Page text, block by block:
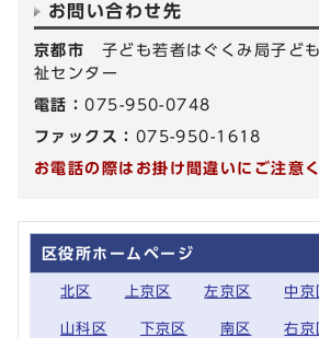
お問い合わせ先
京都市 子ども若者はぐくみ局子ど
祉センター
電話：075-950-0748
ファックス： 075-950-1618
お電話の際はお掛け間違いにご注意
区役所ホームページ
北区 上京区 左京区 中京
山科区 下京区 南区 右京